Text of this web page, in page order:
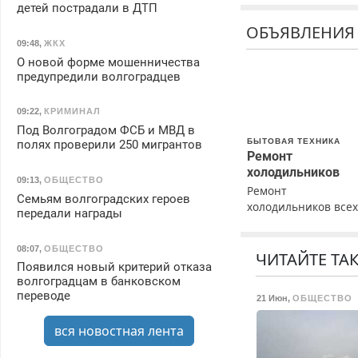
ОБЪЯВЛЕНИЯ
БЫТОВАЯ ТЕХНИКА
Ремонт
холодильников
Ремонт
холодильников всех
резины.
районы. Скидка.
ЧИТАЙТЕ
21 Июн,ОБЩЕСТВО
детей пострадали в ДТП
09:48, ЖКХ
О новой форме мошенничества
предупредили волгоградцев
09:22, КРИМИНАЛ
Под Волгоградом ФСБ и МВД в
полях проверили 250 мигрантов
09:13, ОБЩЕСТВО
Семьям волгоградских героев
передали награды
08:07, ОБЩЕСТВО
Появился новый критерий отказа
волгоградцам в банковском
переводе
вся новостная лента